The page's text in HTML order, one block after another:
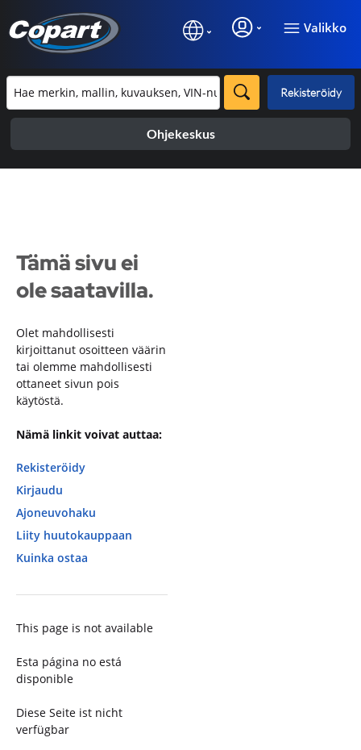
Valikko
Rekisteröidy
Ohjekeskus
Tämä sivu ei
ole saatavilla.
Olet mahdollisesti
kirjoittanut osoitteen väärin
tai olemme mahdollisesti
ottaneet sivun pois
käytöstä.
Nämä linkit voivat auttaa:
Rekisteröidy
Kirjaudu
Ajoneuvohaku
Liity huutokauppaan
Kuinka ostaa
This page is not available
Esta página no está
disponible
Diese Seite ist nicht
verfügbar